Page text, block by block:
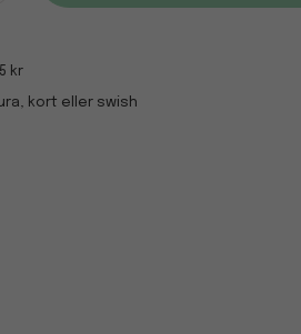
kr
kort eller swish